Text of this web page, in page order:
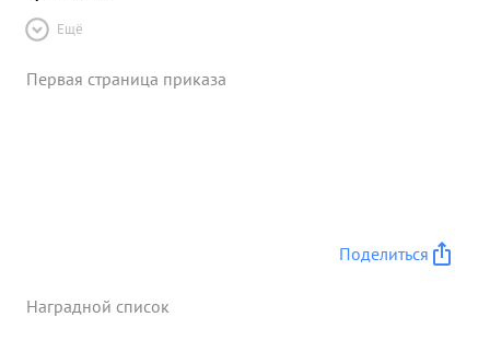
Ещё
Первая страница приказа
Поделиться
Наградной список